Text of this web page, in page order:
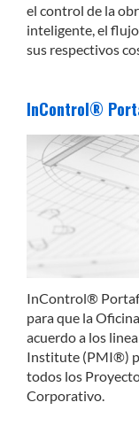
el control de la
inteligente, el
sus respectivos
InControl®
InControl®
para que la
acuerdo a los
Institute (PMI®)
todos los
Corporativo.